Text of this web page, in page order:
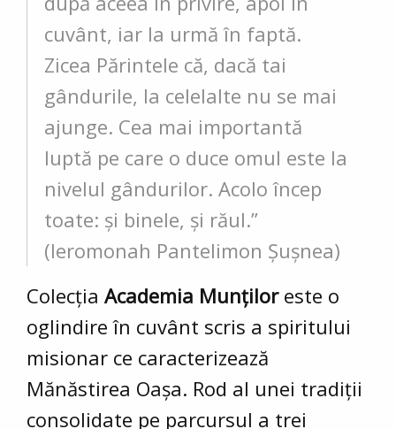
cuvânt, iar la urmă în faptă.
Zicea Părintele că, dacă tai
gândurile, la celelalte nu se mai
ajunge. Cea mai importantă
luptă pe care o duce omul este la
nivelul gândurilor. Acolo încep
toate: și binele, și răul.”
(Ieromonah Pantelimon Șușnea)
Colecția Academia Munților este o
oglindire în cuvânt scris a spiritului
misionar ce caracterizează
Mănăstirea Oașa. Rod al unei tradiții
consolidate pe parcursul a trei